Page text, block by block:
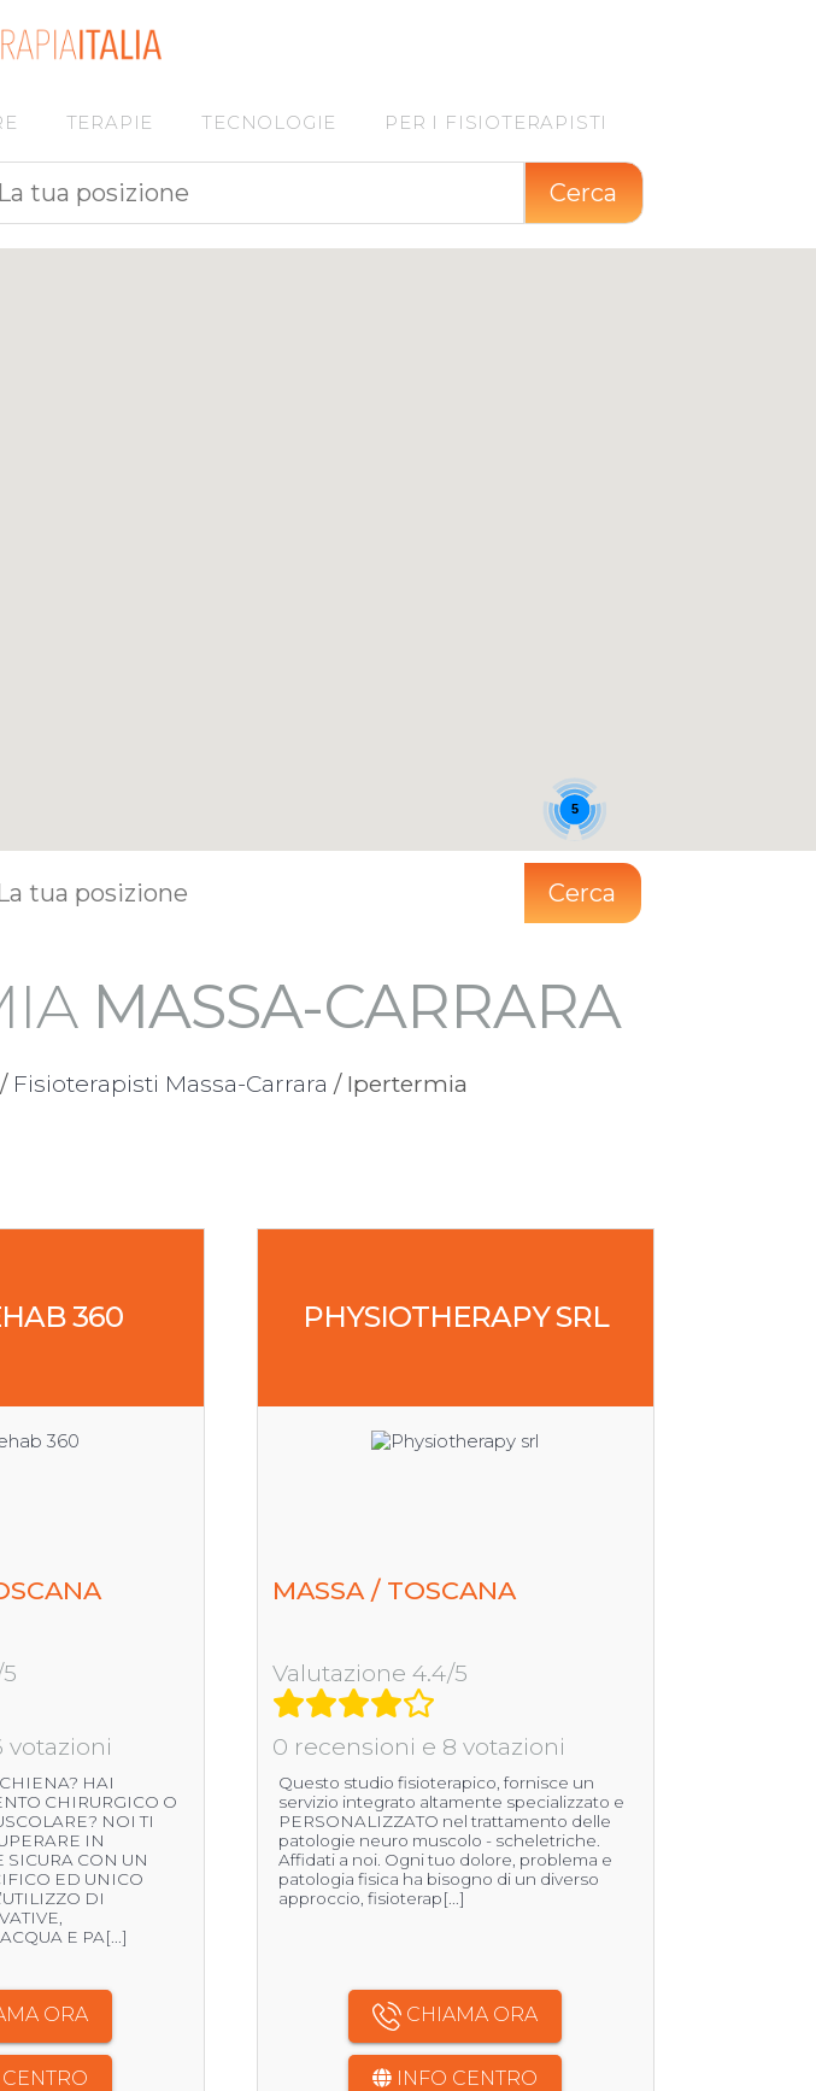
TERAPIE TECNOLOGIE PER I FISIOTERAPISTI
Cerca
5
Cerca
MASSA-CARRARA
/ Fisioterapisti Massa-Carrara / Ipertermia
360
votazioni
HAI
CHIRURGICO O
NOI TI
IN
SICURA CON UN
ED UNICO
DI
E PA[...]
ORA
PHYSIOTHERAPY SRL
MASSA / TOSCANA
Valutazione 4.4/5
0 recensioni e 8 votazioni
Questo studio fisioterapico, fornisce un
servizio integrato altamente specializzato e
PERSONALIZZATO nel trattamento delle
patologie neuro muscolo - scheletriche.
Affidati a noi. Ogni tuo dolore, problema e
patologia fisica ha bisogno di un diverso
approccio, fisioterap[...]
CHIAMA ORA
INFO CENTRO